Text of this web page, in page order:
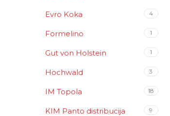
Evro Koka 4
Formelino 1
Gut von Holstein 1
Hochwald 3
IM Topola 18
KIM Panto distribucija 9